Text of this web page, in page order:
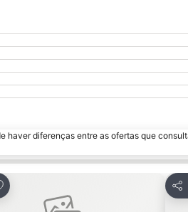
haver diferenças entre as ofertas que
aos favoritos